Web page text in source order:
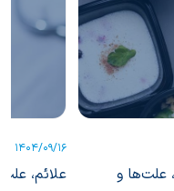
علت‌ها و
1404/09/16
علائم،